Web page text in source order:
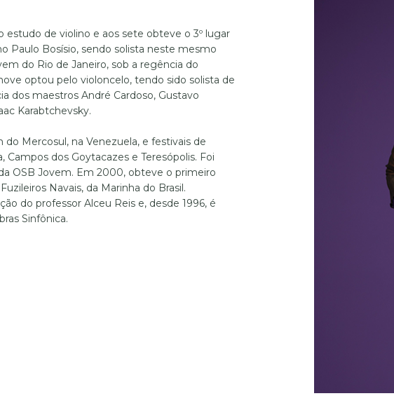
estudo de violino e aos sete obteve o 3º lugar
Paulo Bosísio, sendo solista neste mesmo
do Rio de Janeiro, sob a regência do
optou pelo violoncelo, tendo sido solista de
dos maestros André Cardoso, Gustavo
Karabtchevsky.
Mercosul, na Venezuela, e festivais de
Campos dos Goytacazes e Teresópolis. Foi
OSB Jovem. Em 2000, obteve o primeiro
Navais, da Marinha do Brasil.
do professor Alceu Reis e, desde 1996, é
Sinfônica.